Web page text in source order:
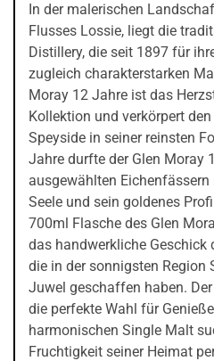
In der malerischen
Flusses Lossie, liegt die
Distillery, die seit 1897 für
zugleich charakterstarken
Moray 12 Jahre ist das
Kollektion und verkörpert
Speyside in seiner reinsten
Jahre durfte der Glen Moray
ausgewählten
Seele und sein goldenes
700ml Flasche des Glen
das handwerkliche Geschick
die in der sonnigsten
Juwel geschaffen haben.
die perfekte Wahl für
harmonischen Single Malt
Fruchtigkeit seiner Heimat